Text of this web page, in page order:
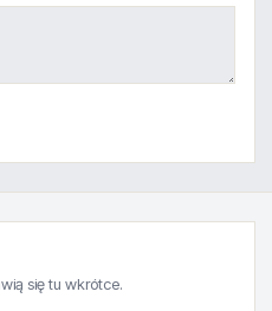
się tu wkrótce.